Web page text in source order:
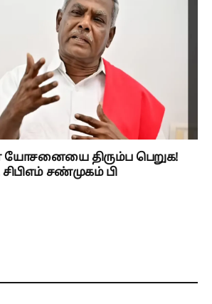
யோசனையை திரும்ப பெறுக!
சிபிஎம் சண்முகம் பி